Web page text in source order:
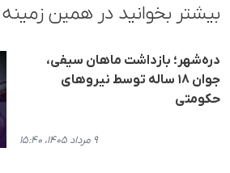
بیشتر بخوانید در همین زمینه
دره‌شهر؛ بازداشت ماهان سیفی،
جوان ۱۸ ساله توسط نیروهای
حکومتی
۹ مرداد ۱۴۰۵، ۱۵:۴۰